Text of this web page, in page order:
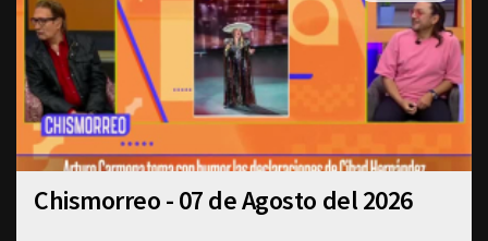
Chismorreo - 07 de Agosto del 2026